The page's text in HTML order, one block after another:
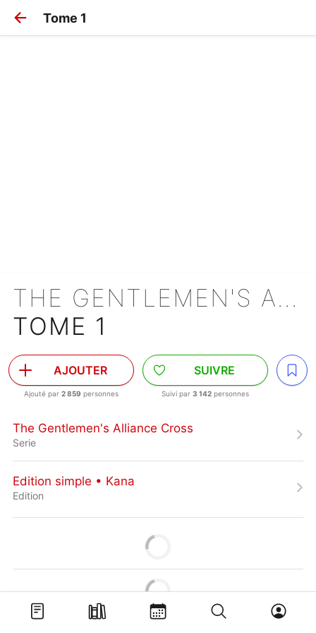
Tome 1
THE GENTLEMEN'S ALLIANCE CROSS
TOME 1
AJOUTER
Ajouté par 2 859 personnes
SUIVRE
Suivi par 3 142 personnes
The Gentlemen's Alliance Cross
Serie
Edition simple • Kana
Edition